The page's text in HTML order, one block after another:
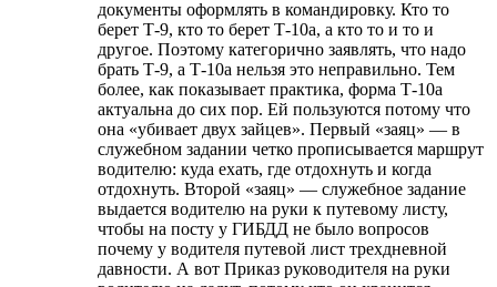
документы оформлять в командировку. Кто то
берет Т-9, кто то берет Т-10а, а кто то и то и
другое. Поэтому категорично заявлять, что надо
брать Т-9, а Т-10а нельзя это неправильно. Тем
более, как показывает практика, форма Т-10а
актуальна до сих пор. Ей пользуются потому что
она «убивает двух зайцев». Первый «заяц» — в
служебном задании четко прописывается маршрут
водителю: куда ехать, где отдохнуть и когда
отдохнуть. Второй «заяц» — служебное задание
выдается водителю на руки к путевому листу,
чтобы на посту у ГИБДД не было вопросов
почему у водителя путевой лист трехдневной
давности. А вот Приказ руководителя на руки